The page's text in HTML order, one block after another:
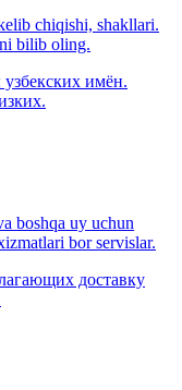
chiqishi, shakllari.
bilib oling.
имён.
boshqa uy uchun
bor servislar.
доставку